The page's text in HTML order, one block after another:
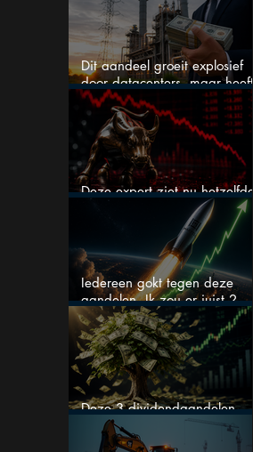
Dit aandeel groeit explosief
door datacenters, maar heeft
tientallen miljarden nodig
Deze expert ziet nu hetzelfde
als voor de crash van 1987
Iedereen gokt tegen deze
aandelen. Ik zou er juist 2
kopen
Deze 3 dividendaandelen
kunnen binnenkort flink stijgen